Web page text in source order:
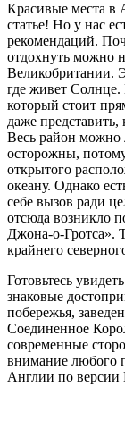
Красивые места в
статье! Но у нас
рекомендаций.
отдохнуть можно
Великобритании.
где живет Солнце.
который стоит
даже
Весь район можно
осторожны,
открытого
океану. Однако
себе вызов ради
отсюда возникло
Джона-о-Гротса».
крайнего
Готовьтесь
знаковые
побережья,
Соединенное
современные
внимание любого
Англии по